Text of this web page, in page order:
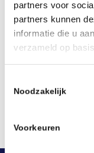
partners voor
partners kunnen
informatie die u
verzameld op
Noodzakelijk
Voorkeuren